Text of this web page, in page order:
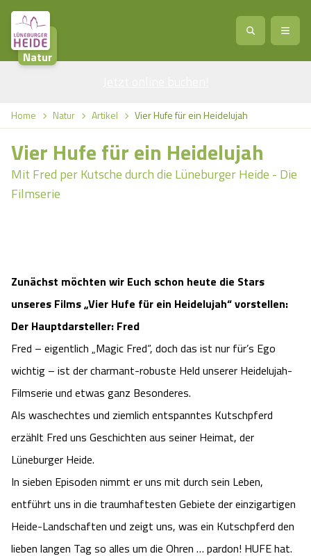
Natur
Service
Region / Orte
Karte
Heideflächen
Vital Urlaub
Städte
Hotels
Ferienwohnungen
Natur
Natur
Naturpark Lüneburger Heide
Naturpark Südheide
Naturerlebnis im Frühling
Naturerlebnis im Sommer
Naturerlebnis im Herbst
Naturerlebnis im Winter
Ausflugsziele
Erlebnis
Barfußpark Egestorf
Quad Bahn Bispingen
Kletterparks
Abenteuerlabyrinth
Heide Himmel Baumwipfelpfad
Adventure Schnucken Golf
Wellness
Thermen
Vegan, Fasten & Co.
Gesund & Fit
Wellness-Kurzurlaub
Wellness-Unterkünfte
Die Hansestadt Lüneburg
Sehenswürdigkeiten Lüneburg
Shopping Lüneburg
Unterkünfte Lüneburg
Veranstaltungen & Führungen Lüneburg
Hoher Kontrast Modus:
Schriftgröße: A A A
Anreise Abreise
Ort
Suchen
Home Natur Artikel Vier Hufe für ein Heidelujah
Vier Hufe für ein Heidelujah
Mit Fred per Kutsche durch die Lüneburger Heide - Die
Filmserie
Zunächst möchten wir Euch schon heute die Stars
unseres Films „Vier Hufe für ein Heidelujah“ vorstellen:
Der Hauptdarsteller: Fred
Fred – eigentlich „Magic Fred“, doch das ist nur für’s Ego
wichtig – ist der charmant-robuste Held unserer Heidelujah-
Filmserie und etwas ganz Besonderes.
Als waschechtes und ziemlich entspanntes Kutschpferd
erzählt Fred uns Geschichten aus seiner Heimat, der
Lüneburger Heide.
In sieben Episoden nimmt er uns mit durch sein Leben,
entführt uns in die traumhaftesten Gebiete der einzigartigen
Heide-Landschaften und zeigt uns, was ein Kutschpferd den
lieben langen Tag so alles um die Ohren … pardon! HUFE hat.